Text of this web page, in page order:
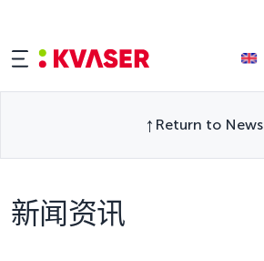
Return to News
新闻资讯